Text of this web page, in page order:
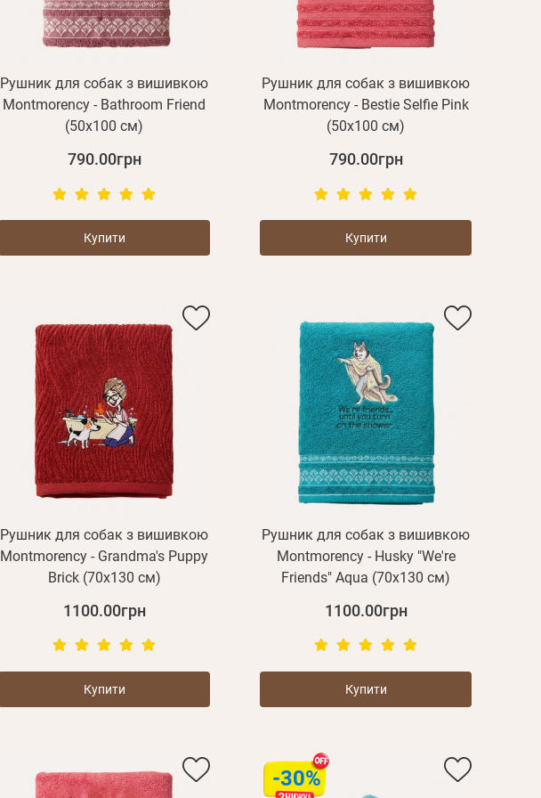
Рушник для собак з вишивкою
Montmorency - Bathroom Friend
(50x100 см)
790.00грн
Купити
Рушник для собак з вишивкою
Montmorency - Bestie Selfie Pink
(50x100 см)
790.00грн
Купити
Рушник для собак з вишивкою
Montmorency - Grandma's Puppy
Brick (70х130 см)
1100.00грн
Купити
Рушник для собак з вишивкою
Montmorency - Husky "We're
Friends" Aqua (70х130 см)
1100.00грн
Купити
-30%